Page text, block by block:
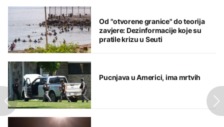
Od "otvorene granice" do teorija
zavjere: Dezinformacije koje su
pratile krizu u Seuti
Pucnjava u Americi, ima mrtvih